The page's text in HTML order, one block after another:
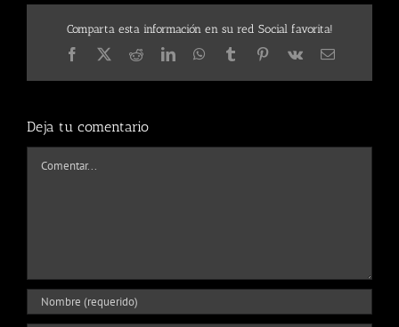
Comparta esta información en su red Social favorita!
Facebook
X RedditLinkedInWhatsApp
TumblrPinterest
Vk
Correo
Deja tu comentario